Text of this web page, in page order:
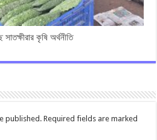
কৃষি অর্থনীতি
published. Required fields are marked